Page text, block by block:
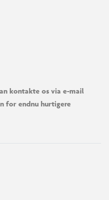
kontakte os via e-mail
for endnu hurtigere